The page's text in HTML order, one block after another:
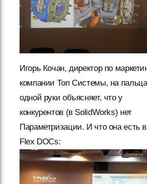
Игорь Кочан, директор по
компании Топ Системы, на
одной руки объясняет, что у
конкурентов (в SolidWorks) нет
Параметризации. И что она есть
Flex DOCs: